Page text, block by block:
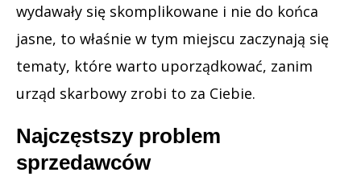
wydawały się skomplikowane i nie do końca
jasne, to właśnie w tym miejscu zaczynają się
tematy, które warto uporządkować, zanim
urząd skarbowy zrobi to za Ciebie.
Najczęstszy problem
sprzedawców